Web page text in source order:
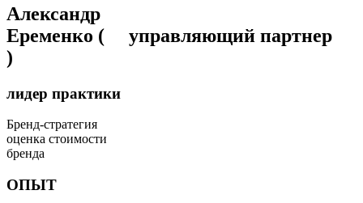
Александр
Еременко ( управляющий партнер
)
лидер практики
Бренд-стратегия
оценка стоимости
бренда
ОПЫТ